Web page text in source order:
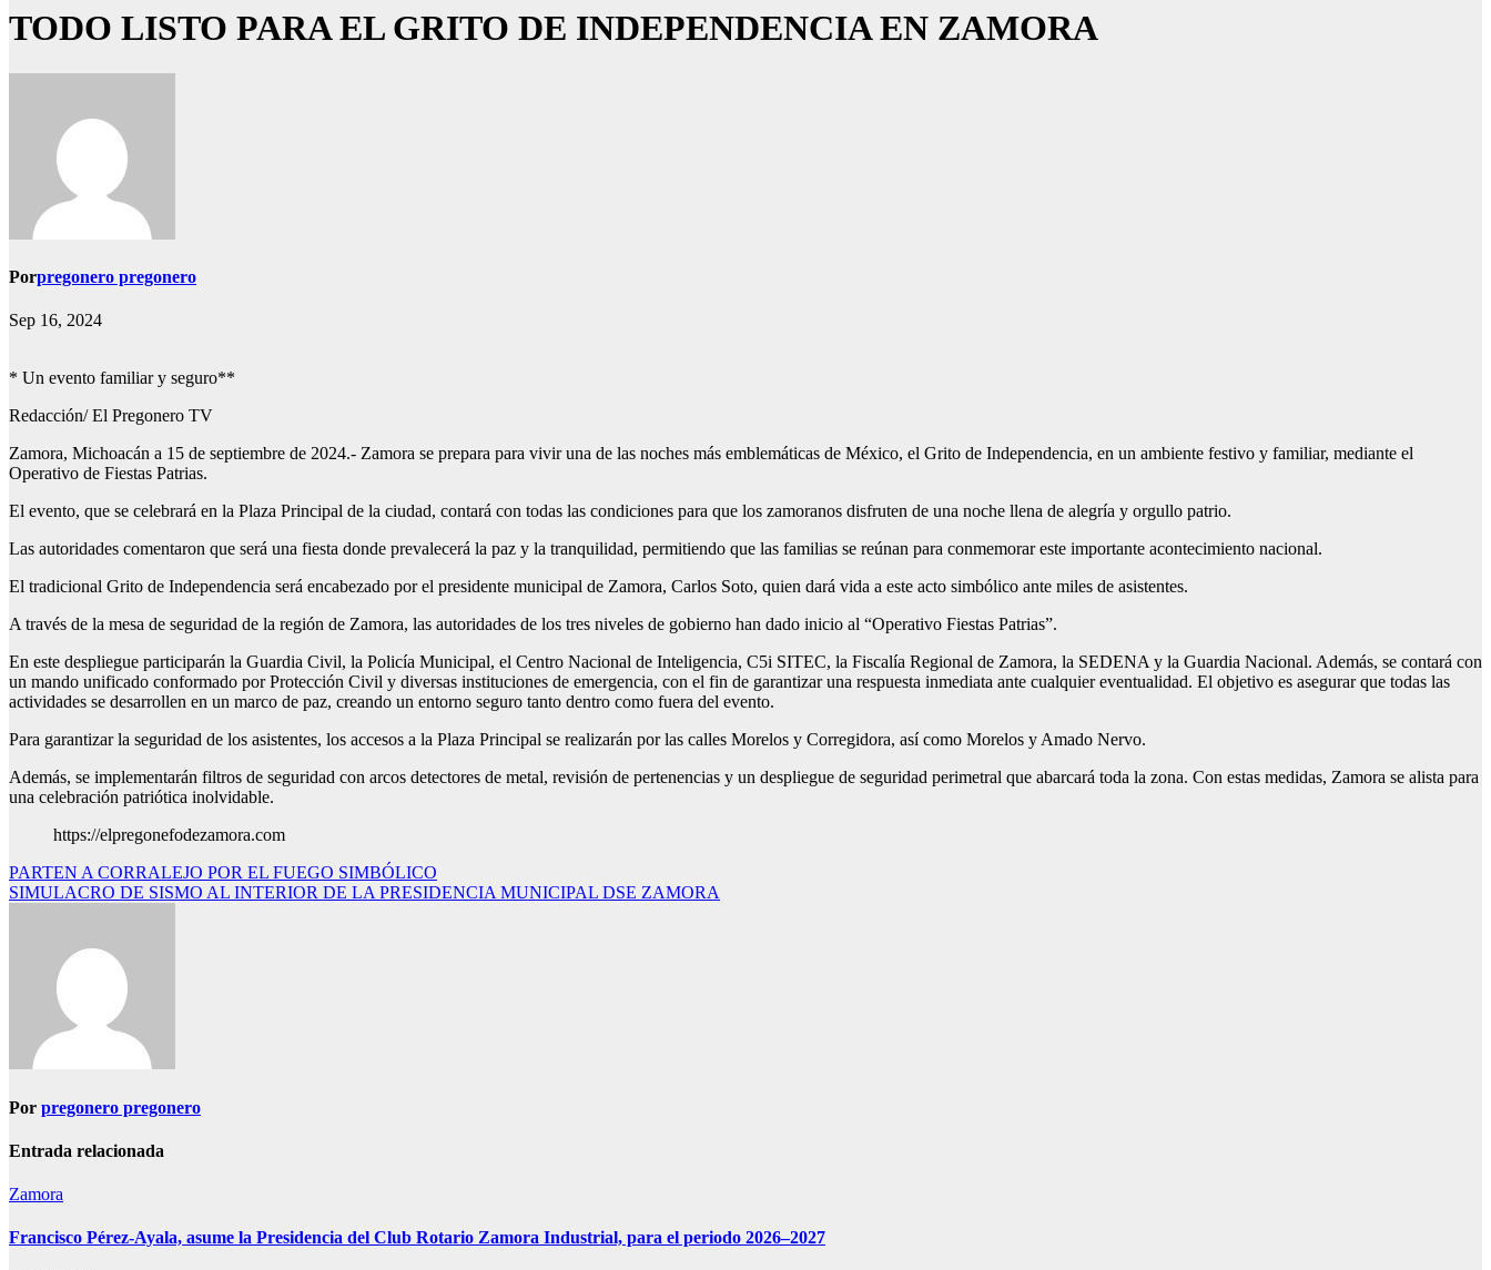
TODO LISTO PARA EL GRITO DE INDEPENDENCIA EN ZAMORA
Porpregonero pregonero
Sep 16, 2024
* Un evento familiar y seguro**
Redacción/ El Pregonero TV
Zamora, Michoacán a 15 de septiembre de 2024.- Zamora se prepara para vivir una de las noches más emblemáticas de México, el Grito de Independencia, en un ambiente festivo y familiar, mediante el
Operativo de Fiestas Patrias.
El evento, que se celebrará en la Plaza Principal de la ciudad, contará con todas las condiciones para que los zamoranos disfruten de una noche llena de alegría y orgullo patrio.
Las autoridades comentaron que será una fiesta donde prevalecerá la paz y la tranquilidad, permitiendo que las familias se reúnan para conmemorar este importante acontecimiento nacional.
El tradicional Grito de Independencia será encabezado por el presidente municipal de Zamora, Carlos Soto, quien dará vida a este acto simbólico ante miles de asistentes.
A través de la mesa de seguridad de la región de Zamora, las autoridades de los tres niveles de gobierno han dado inicio al “Operativo Fiestas Patrias”.
En este despliegue participarán la Guardia Civil, la Policía Municipal, el Centro Nacional de Inteligencia, C5i SITEC, la Fiscalía Regional de Zamora, la SEDENA y la Guardia Nacional. Además, se contará con
un mando unificado conformado por Protección Civil y diversas instituciones de emergencia, con el fin de garantizar una respuesta inmediata ante cualquier eventualidad. El objetivo es asegurar que todas las
actividades se desarrollen en un marco de paz, creando un entorno seguro tanto dentro como fuera del evento.
Para garantizar la seguridad de los asistentes, los accesos a la Plaza Principal se realizarán por las calles Morelos y Corregidora, así como Morelos y Amado Nervo.
Además, se implementarán filtros de seguridad con arcos detectores de metal, revisión de pertenencias y un despliegue de seguridad perimetral que abarcará toda la zona. Con estas medidas, Zamora se alista para
una celebración patriótica inolvidable.
https://elpregonefodezamora.com
Navegación
de
PARTEN A CORRALEJO POR EL FUEGO SIMBÓLICO
SIMULACRO DE SISMO AL INTERIOR DE LA PRESIDENCIA MUNICIPAL DSE ZAMORA
Por pregonero pregonero
Entrada relacionada
Zamora
Francisco Pérez-Ayala, asume la Presidencia del Club Rotario Zamora Industrial, para el periodo 2026–2027